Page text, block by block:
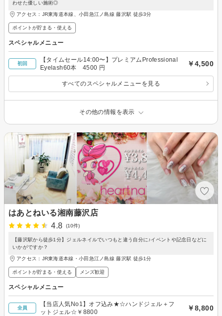
わせた優しい施術◎
アクセス：JR東海道本線、小田急江ノ島線 藤沢駅 徒歩3分
ポイントが貯まる・使える
スペシャルメニュー
初回
【タイムセール14:00〜】プレミアムProfessional
Eyelash60本 4500 円
￥4,500
すべてのスペシャルメニューを見る
その他の情報を表示
はあとねいる湘南藤沢店
4.8
(10件)
【藤沢駅から徒歩1分】ジェルネイルでいつもと違う自分に♪イベントや記念日などに
いかがですか？
アクセス：JR東海道本線・小田急江ノ島線 藤沢駅 徒歩1分
ポイントが貯まる・使える メンズ歓迎
スペシャルメニュー
全員
【当店人気No1】オフ込み★☆ハンドジェル＋フ
ットジェル☆￥8800
￥8,800